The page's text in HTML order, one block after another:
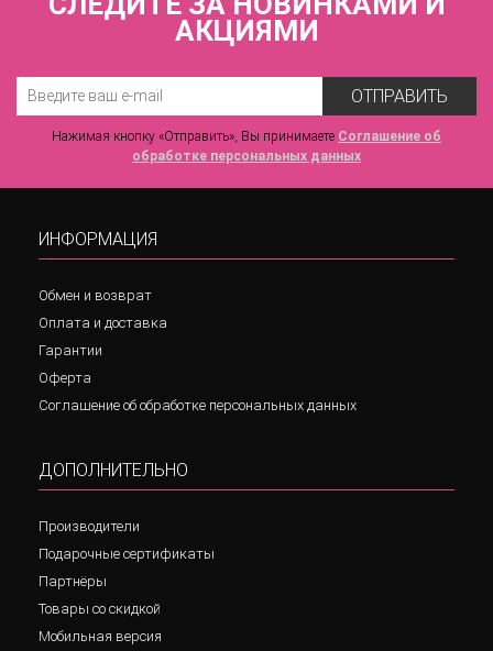
АКЦИЯМИ
ОТПРАВИТЬ
Нажимая кнопку «Отправить», Вы принимаете Соглашение об
обработке персональных данных
ИНФОРМАЦИЯ
Обмен и возврат
Оплата и доставка
Гарантии
Оферта
Соглашение об обработке персональных данных
ДОПОЛНИТЕЛЬНО
Производители
Подарочные сертификаты
Партнёры
Товары со скидкой
Мобильная версия